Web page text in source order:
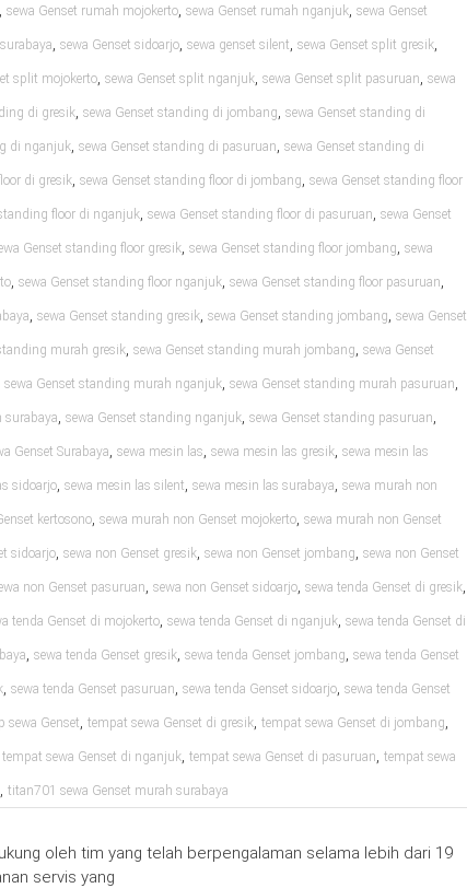
, sewa Genset rumah mojokerto, sewa Genset rumah nganjuk, sewa Genset
, sewa Genset sidoarjo, sewa genset silent, sewa Genset split gresik,
split mojokerto, sewa Genset split nganjuk, sewa Genset split pasuruan, sewa
di gresik, sewa Genset standing di jombang, sewa Genset standing di
di nganjuk, sewa Genset standing di pasuruan, sewa Genset standing di
di gresik, sewa Genset standing floor di jombang, sewa Genset standing floor
floor di nganjuk, sewa Genset standing floor di pasuruan, sewa Genset
Genset standing floor gresik, sewa Genset standing floor jombang, sewa
, sewa Genset standing floor nganjuk, sewa Genset standing floor pasuruan,
, sewa Genset standing gresik, sewa Genset standing jombang, sewa Genset
murah gresik, sewa Genset standing murah jombang, sewa Genset
sewa Genset standing murah nganjuk, sewa Genset standing murah pasuruan,
surabaya, sewa Genset standing nganjuk, sewa Genset standing pasuruan,
Genset Surabaya, sewa mesin las, sewa mesin las gresik, sewa mesin las
sidoarjo, sewa mesin las silent, sewa mesin las surabaya, sewa murah non
kertosono, sewa murah non Genset mojokerto, sewa murah non Genset
sidoarjo, sewa non Genset gresik, sewa non Genset jombang, sewa non Genset
non Genset pasuruan, sewa non Genset sidoarjo, sewa tenda Genset di gresik,
tenda Genset di mojokerto, sewa tenda Genset di nganjuk, sewa tenda Genset di
, sewa tenda Genset gresik, sewa tenda Genset jombang, sewa tenda Genset
, sewa tenda Genset pasuruan, sewa tenda Genset sidoarjo, sewa tenda Genset
sewa Genset, tempat sewa Genset di gresik, tempat sewa Genset di jombang,
tempat sewa Genset di nganjuk, tempat sewa Genset di pasuruan, tempat sewa
, titan701 sewa Genset murah surabaya
oleh tim yang telah berpengalaman selama lebih dari 19
servis yang